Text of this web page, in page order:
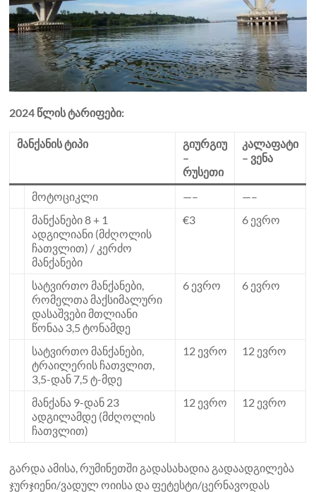
2024 წლის ტარიფები:
მანქანის ტიპი
გიურგიუ
–
რუსეთი
კალაფატი
– ვენა
მოტოციკლი —–
—–
მანქანები 8 + 1
ადგილიანი (მძღოლის
ჩათვლით) / კერძო
მანქანები
€3 6 ევრო
სატვირთო მანქანები,
რომელთა მაქსიმალური
დასაშვები მთლიანი
წონაა 3,5 ტონამდე
6 ევრო 6 ევრო
სატვირთო მანქანები,
ტრაილერის ჩათვლით,
3,5-დან 7,5 ტ-მდე
12 ევრო 12 ევრო
მანქანა 9-დან 23
ადგილამდე (მძღოლის
ჩათვლით)
12 ევრო 12 ევრო
გარდა ამისა, რუმინეთში გადასახადია გადაადგილება
ჯურჯიენი/ვადულ ოიისა და ფეტესტი/ცერნავოდას